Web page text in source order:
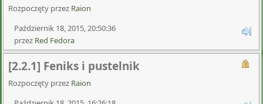
Rozpoczęty przez Raion
Październik 18, 2015, 20:50:36
przez Red Fedora
[2.2.1] Feniks i pustelnik
Rozpoczęty przez Raion